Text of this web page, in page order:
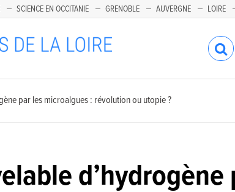
SCIENCE EN OCCITANIE GRENOBLE AUVERGNE LOIRE
par les microalgues : révolution ou utopie ?